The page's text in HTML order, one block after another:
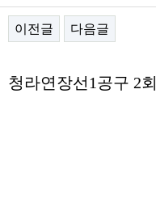
이전글 다음글
청라연장선1공구 2